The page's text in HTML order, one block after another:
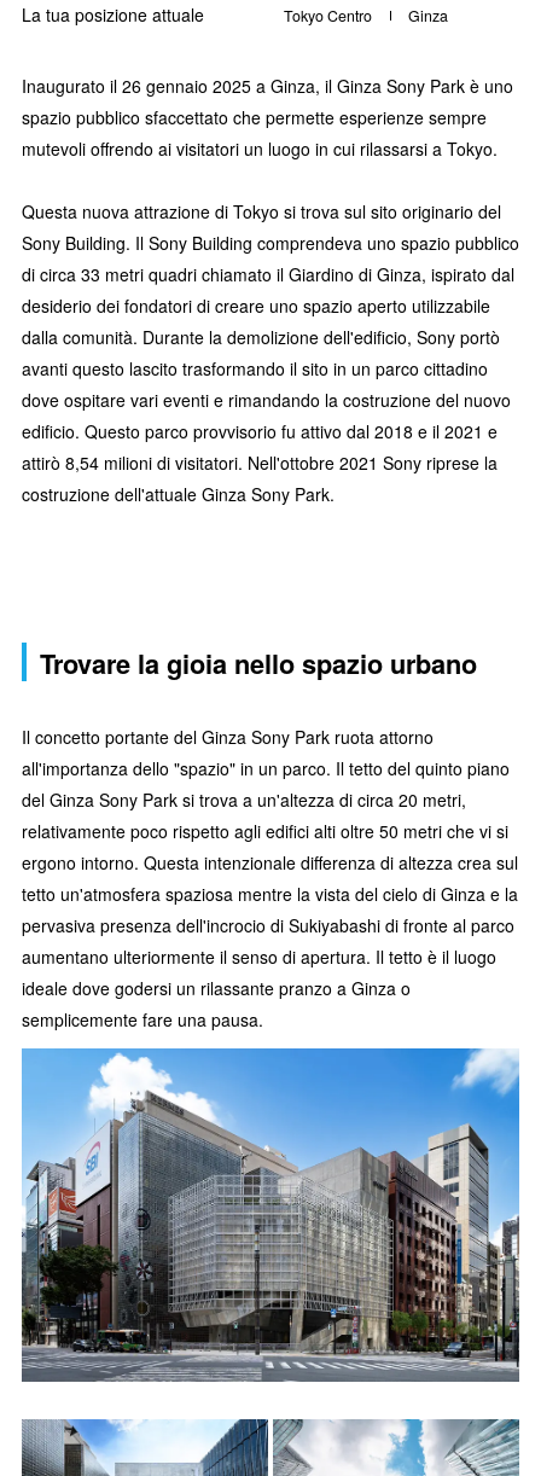
La tua posizione attuale Tokyo Centro Ginza
Inaugurato il 26 gennaio 2025 a Ginza, il Ginza Sony Park è uno
spazio pubblico sfaccettato che permette esperienze sempre
mutevoli offrendo ai visitatori un luogo in cui rilassarsi a Tokyo.
Questa nuova attrazione di Tokyo si trova sul sito originario del
Sony Building. Il Sony Building comprendeva uno spazio pubblico
di circa 33 metri quadri chiamato il Giardino di Ginza, ispirato dal
desiderio dei fondatori di creare uno spazio aperto utilizzabile
dalla comunità. Durante la demolizione dell'edificio, Sony portò
avanti questo lascito trasformando il sito in un parco cittadino
dove ospitare vari eventi e rimandando la costruzione del nuovo
edificio. Questo parco provvisorio fu attivo dal 2018 e il 2021 e
attirò 8,54 milioni di visitatori. Nell'ottobre 2021 Sony riprese la
costruzione dell'attuale Ginza Sony Park.
Trovare la gioia nello spazio urbano
Il concetto portante del Ginza Sony Park ruota attorno
all'importanza dello "spazio" in un parco. Il tetto del quinto piano
del Ginza Sony Park si trova a un'altezza di circa 20 metri,
relativamente poco rispetto agli edifici alti oltre 50 metri che vi si
ergono intorno. Questa intenzionale differenza di altezza crea sul
tetto un'atmosfera spaziosa mentre la vista del cielo di Ginza e la
pervasiva presenza dell'incrocio di Sukiyabashi di fronte al parco
aumentano ulteriormente il senso di apertura. Il tetto è il luogo
ideale dove godersi un rilassante pranzo a Ginza o
semplicemente fare una pausa.